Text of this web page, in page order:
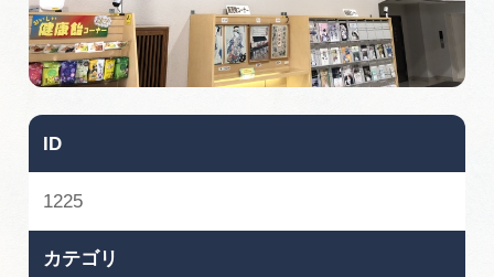
旅の予約
ID
1225
カテゴリ